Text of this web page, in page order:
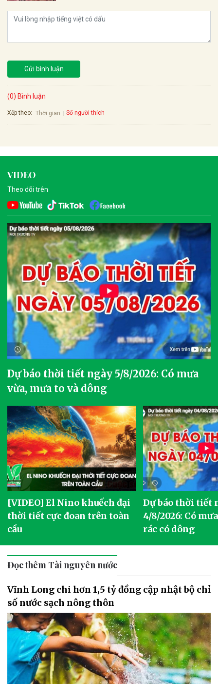
Gửi bình luận
(0) Bình luận
Xếp theo: Thời gian Số người thích
VIDEO
Theo dõi trên
Dự báo thời tiết ngày 5/8/2026: Có mưa
vừa, mưa to và dông
[VIDEO] El Nino khuếch đại
thời tiết cực đoan trên toàn
cầu
Dự báo thời tiết
4/8/2026: Có
rác có dông
Đọc thêm Tài nguyên nước
Vĩnh Long chi hơn 1,5 tỷ đồng cập nhật bộ chỉ
số nước sạch nông thôn